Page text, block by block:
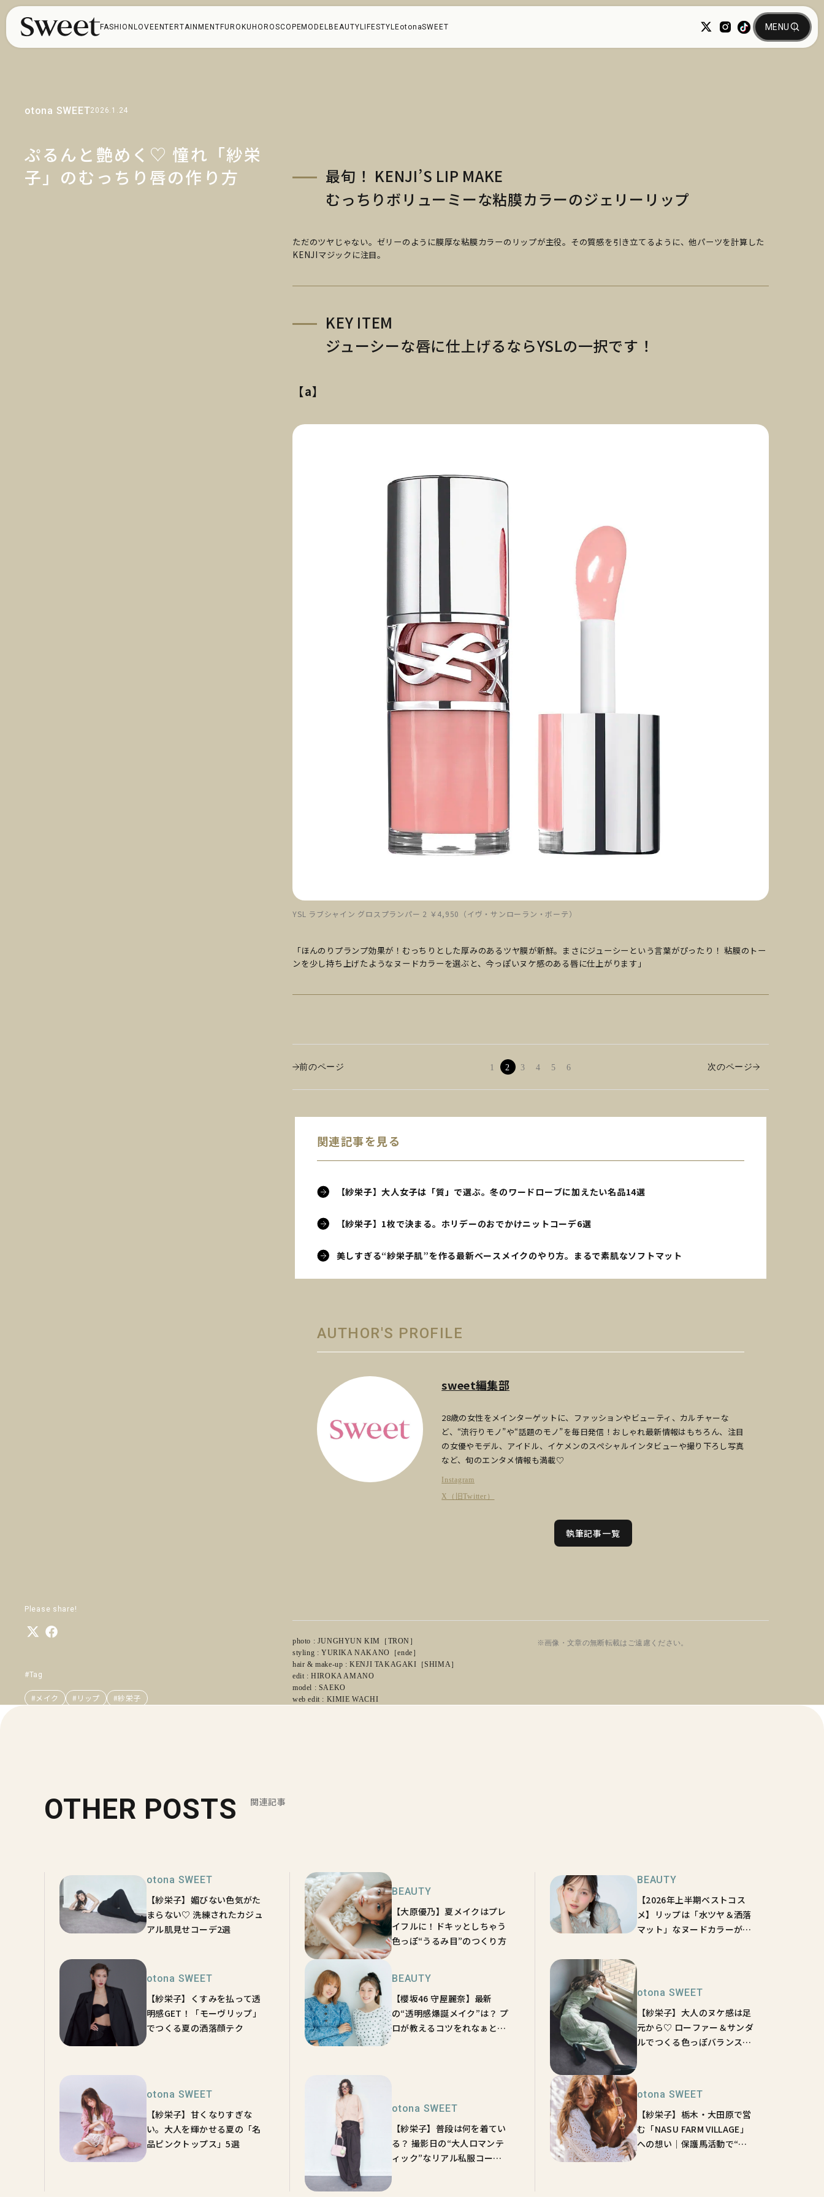
FASHION LOVE ENTERTAINMENT FUROKU HOROSCOPEMODEL BEAUTY LIFESTYLEotonaSWEET
otona SWEET2026.1.24
ぷるんと艶めく♡ 憧れ「紗栄
子」のむっちり唇の作り方
Please share!
#Tag
#メイク #リップ #紗栄子
最旬！ KENJI’S LIP MAKE
むっちりボリューミーな粘膜カラーのジェリーリップ
ただのツヤじゃない。ゼリーのように膜厚な粘膜カラーのリップが主役。その質感を引き立てるように、他パーツを計算した
KENJIマジックに注目。
KEY ITEM
ジューシーな唇に仕上げるならYSLの一択です！
【a】
YSL ラブシャイン グロスプランパー 2 ￥4,950（イヴ・サンローラン・ボーテ）
「ほんのりプランプ効果が！むっちりとした厚みのあるツヤ膜が新鮮。まさにジューシーという言葉がぴったり！ 粘膜のトー
ンを少し持ち上げたようなヌードカラーを選ぶと、今っぽいヌケ感のある唇に仕上がります」
前のページ 1 2 3 4 5 6 次のページ
関連記事を見る
【紗栄子】大人女子は「質」で選ぶ。冬のワードローブに加えたい名品14選
【紗栄子】1枚で決まる。ホリデーのおでかけニットコーデ6選
美しすぎる“紗栄子肌”を作る最新ベースメイクのやり方。まるで素肌なソフトマット
AUTHOR'S PROFILE
sweet編集部
28歳の女性をメインターゲットに、ファッションやビューティ、カルチャーな
ど、“流行りモノ”や“話題のモノ”を毎日発信！おしゃれ最新情報はもちろん、注目
の女優やモデル、アイドル、イケメンのスペシャルインタビューや撮り下ろし写真
など、旬のエンタメ情報も満載♡
Instagram
X（旧Twitter）
執筆記事一覧
photo : JUNGHYUN KIM［TRON］
styling : YURIKA NAKANO［ende］
hair & make-up : KENJI TAKAGAKI［SHIMA］
edit : HIROKA AMANO
model : SAEKO
web edit : KIMIE WACHI
※画像・文章の無断転載はご遠慮ください。
OTHER POSTS 関連記事
otona SWEET
【紗栄子】媚びない色気がた
まらない♡ 洗練されたカジュ
アル肌見せコーデ2選
BEAUTY
【大原優乃】夏メイクはプレ
イフルに！ドキッとしちゃう
色っぽ“うるみ目”のつくり方
BEAUTY
【2026年上半期ベストコス
メ】リップは「水ツヤ＆洒落
マット」なヌードカラーが正
otona SWEET
【紗栄子】くすみを払って透
明感GET！「モーヴリップ」
でつくる夏の洒落顔テク
BEAUTY
【櫻坂46 守屋麗奈】最新
の“透明感爆誕メイク”は？ プ
ロが教えるコツをれなぁと一
otona SWEET
【紗栄子】大人のヌケ感は足
元から♡ ローファー＆サンダ
ルでつくる色っぽバランスコ
otona SWEET
【紗栄子】甘くなりすぎな
い。大人を輝かせる夏の「名
品ピンクトップス」5選
otona SWEET
【紗栄子】普段は何を着てい
る？ 撮影日の“大人ロマンテ
ィック”なリアル私服コーデ5
otona SWEET
【紗栄子】栃木・大田原で営
む「NASU FARM VILLAGE」
への想い｜保護馬活動で“最